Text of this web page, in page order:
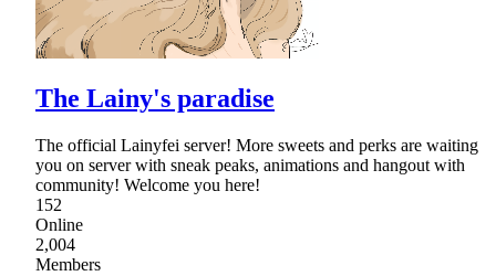
The Lainy's paradise
The official Lainyfei server! More sweets and perks are waiting
you on server with sneak peaks, animations and hangout with
community! Welcome you here!
152
Online
2,004
Members